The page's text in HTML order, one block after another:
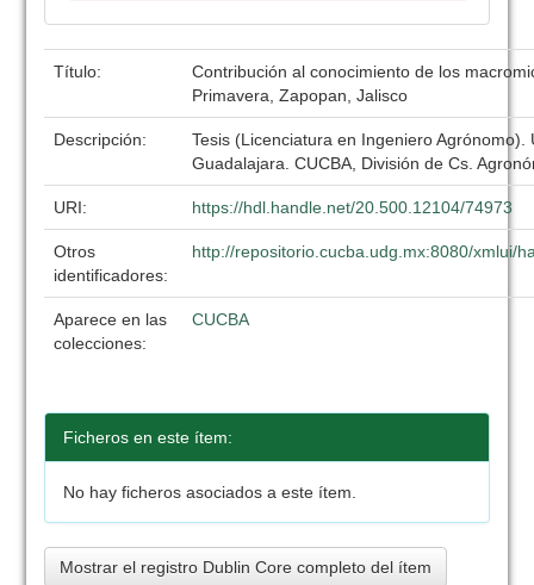
Título:
Contribución al conocimiento de los
Primavera, Zapopan, Jalisco
Descripción:
Tesis (Licenciatura en Ingeniero Agrónomo).
Guadalajara. CUCBA, División de Cs.
URI: https://hdl.handle.net/20.500.12104/74973
Otros
identificadores:
http://repositorio.cucba.udg.mx:8080/xmlui/
Aparece en las
colecciones:
CUCBA
Ficheros en este ítem:
No hay ficheros asociados a este ítem.
Mostrar el registro Dublin Core completo del ítem